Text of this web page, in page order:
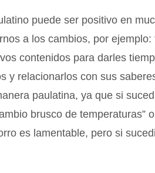
puede ser positivo en
a los cambios, por
contenidos para darles
y relacionarlos con sus
paulatina, ya que si
brusco de temperaturas”
es lamentable, pero si